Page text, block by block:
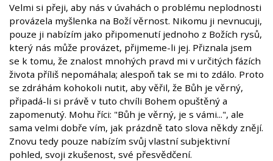
Velmi si přeji, aby nás v úvahách o problému neplodnosti
provázela myšlenka na Boží věrnost. Nikomu ji nevnucuji,
pouze ji nabízím jako připomenutí jednoho z Božích rysů,
který nás může provázet, přijmeme-li jej. Přiznala jsem
se k tomu, že znalost mnohých pravd mi v určitých fázích
života příliš nepomáhala; alespoň tak se mi to zdálo. Proto
se zdráhám kohokoli nutit, aby věřil, že Bůh je věrný,
připadá-li si právě v tuto chvíli Bohem opuštěný a
zapomenutý. Mohu říci: "Bůh je věrný, je s vámi...", ale
sama velmi dobře vím, jak prázdně tato slova někdy znějí.
Znovu tedy pouze nabízím svůj vlastní subjektivní
pohled, svoji zkušenost, své přesvědčení.